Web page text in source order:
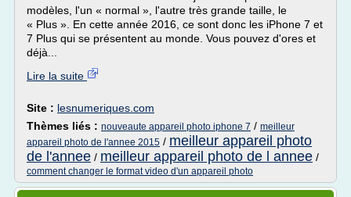
modèles, l'un « normal », l'autre très grande taille, le
« Plus ». En cette année 2016, ce sont donc les iPhone 7 et
7 Plus qui se présentent au monde. Vous pouvez d'ores et
déjà...
Lire la suite
Site : lesnumeriques.com
Thèmes liés : nouveaute appareil photo iphone 7 / meilleur
appareil photo de l'annee 2015 / meilleur appareil photo
de l'annee / meilleur appareil photo de l annee /
comment changer le format video d'un appareil photo